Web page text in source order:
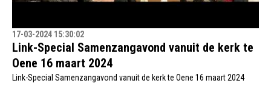
17-03-2024 15:30:02
Link-Special Samenzangavond vanuit de kerk te
Oene 16 maart 2024
Link-Special Samenzangavond vanuit de kerk te Oene 16 maart 2024